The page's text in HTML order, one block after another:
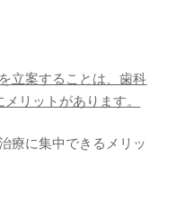
立案することは、歯科
リットがあります。
療に集中できるメリッ